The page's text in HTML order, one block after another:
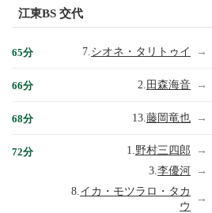
江東BS 交代
65分 7. シオネ・タリトゥイ →
66分 2. 田森海音 →
68分 13. 藤岡竜也 →
72分 1. 野村三四郎 →
3. 李優河 →
8. イカ・モツラロ・タカ
ウ
→